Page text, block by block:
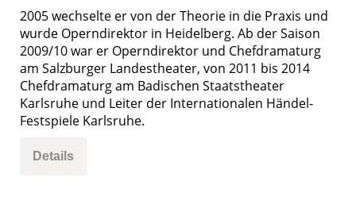
2005 wechselte er von der Theorie in die Praxis und
wurde Operndirektor in Heidelberg. Ab der Saison
2009/10 war er Operndirektor und Chefdramaturg
am Salzburger Landestheater, von 2011 bis 2014
Chefdramaturg am Badischen Staatstheater
Karlsruhe und Leiter der Internationalen Händel-
Festspiele Karlsruhe.
Details